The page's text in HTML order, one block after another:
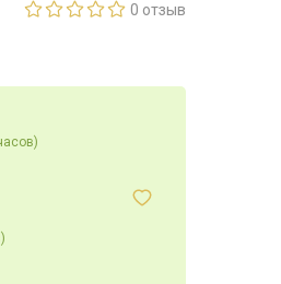
0 отзыв